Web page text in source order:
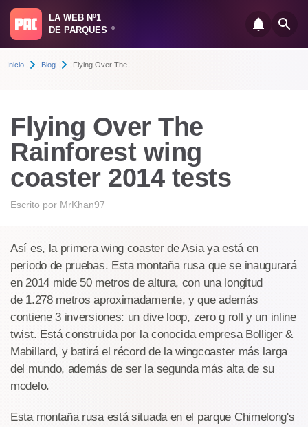
LA WEB Nº1
DE PARQUES
®
Inicio Blog Flying Over The...
Flying Over The
Rainforest wing
coaster 2014 tests
Escrito por MrKhan97
Así es, la primera wing coaster de Asia ya está en
periodo de pruebas. Esta montaña rusa que se inaugurará
en 2014 mide 50 metros de altura, con una longitud
de 1.278 metros aproximadamente, y que además
contiene 3 inversiones: un dive loop, zero g roll y un inline
twist. Está construida por la conocida empresa Bolliger &
Mabillard, y batirá el récord de la wingcoaster más larga
del mundo, además de ser la segunda más alta de su
modelo.
Esta montaña rusa está situada en el parque Chimelong's